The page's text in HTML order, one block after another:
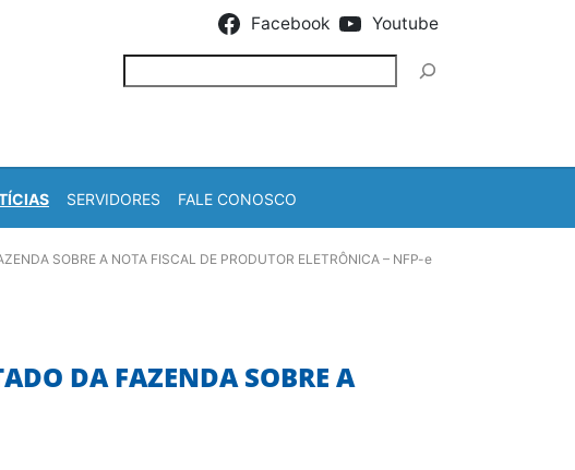
Facebook Youtube
SERVIDORES FALE CONOSCO
SOBRE A NOTA FISCAL DE PRODUTOR ELETRÔNICA – NFP-e
DA FAZENDA SOBRE A